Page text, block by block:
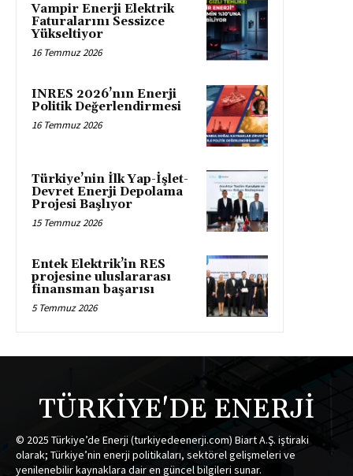
Vampir Enerji Elektrik
Faturalarını Sessizce
Yükseltiyor
16 Temmuz 2026
INRES 2026’nın Enerji
Politik Değerlendirmesi
16 Temmuz 2026
Türkiye’nin İlk Yap-İşlet-
Devret Enerji Depolama
Projesi Başlıyor
15 Temmuz 2026
Entek Elektrik’in RES
projesine uluslararası
finansman başarısı
5 Temmuz 2026
TÜRKİYE'DE ENERJİ
© 2025 Türkiye’de Enerji (turkiyedeenerji.com) Biart A.Ş. iştiraki
olarak; Türkiye’nin enerji politikaları, sektörel gelişmeleri ve
yenilenebilir kaynaklara dair en güncel bilgileri sunar.